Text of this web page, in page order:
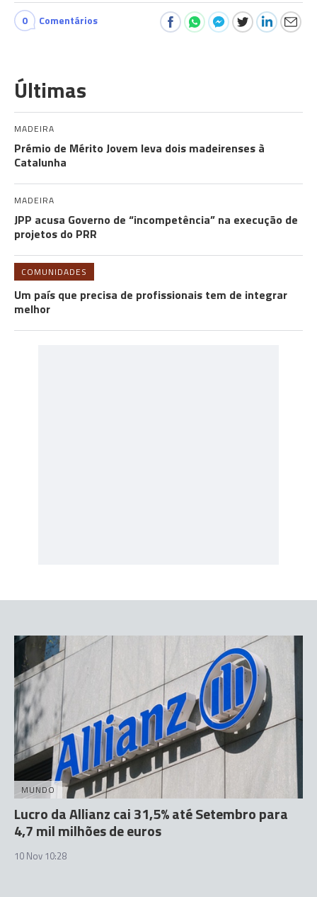
0 Comentários
Últimas
MADEIRA
Prémio de Mérito Jovem leva dois madeirenses à
Catalunha
MADEIRA
JPP acusa Governo de “incompetência” na execução de
projetos do PRR
COMUNIDADES
Um país que precisa de profissionais tem de integrar
melhor
MUNDO
Lucro da Allianz cai 31,5% até Setembro para
4,7 mil milhões de euros
10 Nov 10:28